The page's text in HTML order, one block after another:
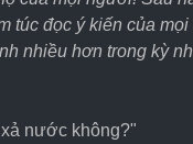
túc đọc ý kiến của
nhiều hơn trong kỳ
nước không?"